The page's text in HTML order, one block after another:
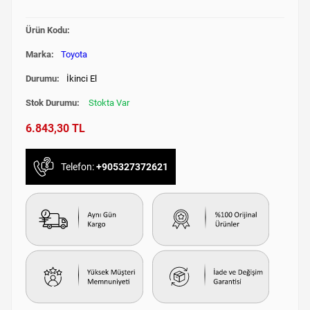
Ürün Kodu:
Marka: Toyota
Durumu: İkinci El
Stok Durumu: Stokta Var
6.843,30 TL
Telefon:+905327372621